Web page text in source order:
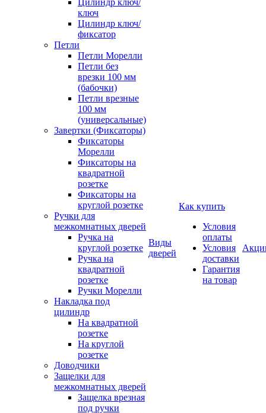
Цилиндр ключ/
ключ
Цилиндр ключ/
фиксатор
Петли
Петли Морелли
Петли без
врезки 100 мм
(бабочки)
Петли врезные
100 мм
(универсальные)
Завертки (Фиксаторы)
Фиксаторы
Морелли
Фиксаторы на
квадратной
розетке
Фиксаторы на
круглой розетке
Ручки для
межкомнатных дверей
Ручка на
круглой розетке
Ручка на
квадратной
розетке
Ручки Морелли
Накладка под
цилиндр
На квадратной
розетке
На круглой
розетке
Доводчики
Защелки для
межкомнатных дверей
Защелка врезная
под ручки
Виды
дверей
Как купить
Условия
оплаты
Условия
доставки
Гарантия
на товар